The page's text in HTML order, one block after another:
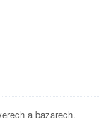
a bazarech.